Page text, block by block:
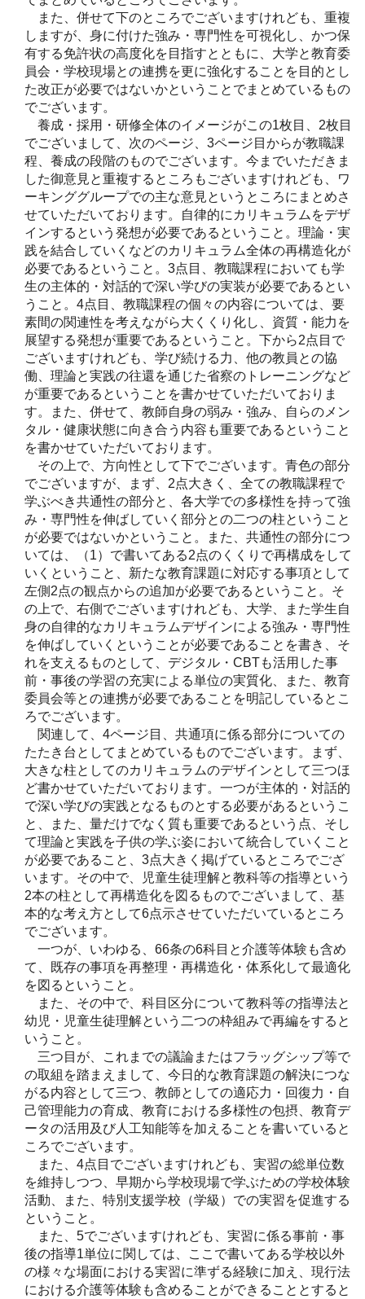
また、併せて下のところでございますけれども、重複
しますが、身に付けた強み・専門性を可視化し、かつ保
有する免許状の高度化を目指すとともに、大学と教育委
員会・学校現場との連携を更に強化することを目的とし
た改正が必要ではないかということでまとめているもの
でございます。
養成・採用・研修全体のイメージがこの1枚目、2枚目
でございまして、次のページ、3ページ目からが教職課
程、養成の段階のものでございます。今までいただきま
した御意見と重複するところもございますけれども、ワ
ーキンググループでの主な意見というところにまとめさ
せていただいております。自律的にカリキュラムをデザ
インするという発想が必要であるということ。理論・実
践を結合していくなどのカリキュラム全体の再構造化が
必要であるということ。3点目、教職課程においても学
生の主体的・対話的で深い学びの実装が必要であるとい
うこと。4点目、教職課程の個々の内容については、要
素間の関連性を考えながら大くくり化し、資質・能力を
展望する発想が重要であるということ。下から2点目で
ございますけれども、学び続ける力、他の教員との協
働、理論と実践の往還を通じた省察のトレーニングなど
が重要であるということを書かせていただいておりま
す。また、併せて、教師自身の弱み・強み、自らのメン
タル・健康状態に向き合う内容も重要であるということ
を書かせていただいております。
その上で、方向性として下でございます。青色の部分
でございますが、まず、2点大きく、全ての教職課程で
学ぶべき共通性の部分と、各大学での多様性を持って強
み・専門性を伸ばしていく部分との二つの柱ということ
が必要ではないかということ。また、共通性の部分につ
いては、（1）で書いてある2点のくくりで再構成をして
いくということ、新たな教育課題に対応する事項として
左側2点の観点からの追加が必要であるということ。そ
の上で、右側でございますけれども、大学、また学生自
身の自律的なカリキュラムデザインによる強み・専門性
を伸ばしていくということが必要であることを書き、そ
れを支えるものとして、デジタル・CBTも活用した事
前・事後の学習の充実による単位の実質化、また、教育
委員会等との連携が必要であることを明記しているとこ
ろでございます。
関連して、4ページ目、共通項に係る部分についての
たたき台としてまとめているものでございます。まず、
大きな柱としてのカリキュラムのデザインとして三つほ
ど書かせていただいております。一つが主体的・対話的
で深い学びの実践となるものとする必要があるというこ
と、また、量だけでなく質も重要であるという点、そし
て理論と実践を子供の学ぶ姿において統合していくこと
が必要であること、3点大きく掲げているところでござ
います。その中で、児童生徒理解と教科等の指導という
2本の柱として再構造化を図るものでございまして、基
本的な考え方として6点示させていただいているところ
でございます。
一つが、いわゆる、66条の6科目と介護等体験も含め
て、既存の事項を再整理・再構造化・体系化して最適化
を図るということ。
また、その中で、科目区分について教科等の指導法と
幼児・児童生徒理解という二つの枠組みで再編をすると
いうこと。
三つ目が、これまでの議論またはフラッグシップ等で
の取組を踏まえまして、今日的な教育課題の解決につな
がる内容として三つ、教師としての適応力・回復力・自
己管理能力の育成、教育における多様性の包摂、教育デ
ータの活用及び人工知能等を加えることを書いていると
ころでございます。
また、4点目でございますけれども、実習の総単位数
を維持しつつ、早期から学校現場で学ぶための学校体験
活動、また、特別支援学校（学級）での実習を促進する
ということ。
また、5でございますけれども、実習に係る事前・事
後の指導1単位に関しては、ここで書いてある学校以外
の様々な場面における実習に準ずる経験に加え、現行法
における介護等体験も含めることができることとすると